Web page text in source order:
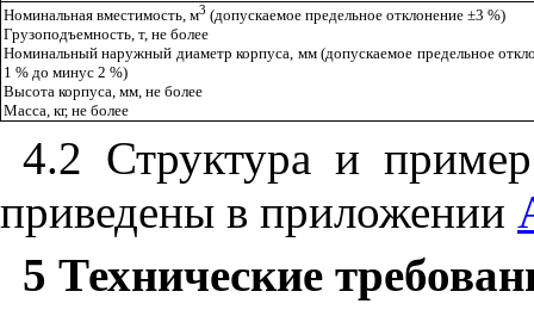
Номинальная вместимость, м3 (допускаемое предельное отклонение ±3 %)
Грузоподъемность, т, не более
Номинальный наружный диаметр корпуса, мм (допускаемое предельное
1 % до минус 2 %)
Высота корпуса, мм, не более
Масса, кг, не более
4.2 Структура и
приведены в приложении
5 Технические